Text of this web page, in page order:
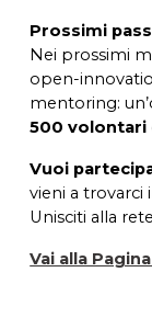
Prossimi
Nei prossimi
open-
mentoring:
500 volontari
Vuoi
vieni a trovarci
Unisciti alla
Vai alla